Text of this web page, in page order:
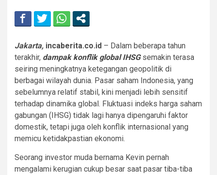
Jakarta, incaberita.co.id – Dalam beberapa tahun
terakhir, dampak konflik global IHSGsemakin terasa
seiring meningkatnya ketegangan geopolitik di
berbagai wilayah dunia. Pasar saham Indonesia, yang
sebelumnya relatif stabil, kini menjadi lebih sensitif
terhadap dinamika global. Fluktuasi indeks harga saham
gabungan (IHSG) tidak lagi hanya dipengaruhi faktor
domestik, tetapi juga oleh konflik internasional yang
memicu ketidakpastian ekonomi.
Seorang investor muda bernama Kevin pernah
mengalami kerugian cukup besar saat pasar tiba-tiba